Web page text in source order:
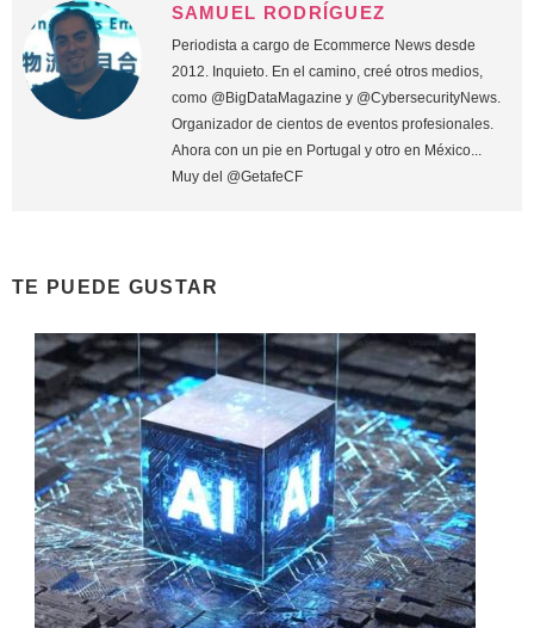
SAMUEL RODRÍGUEZ
Periodista a cargo de Ecommerce News desde
2012. Inquieto. En el camino, creé otros medios,
como @BigDataMagazine y @CybersecurityNews.
Organizador de cientos de eventos profesionales.
Ahora con un pie en Portugal y otro en México...
Muy del @GetafeCF
TE PUEDE GUSTAR